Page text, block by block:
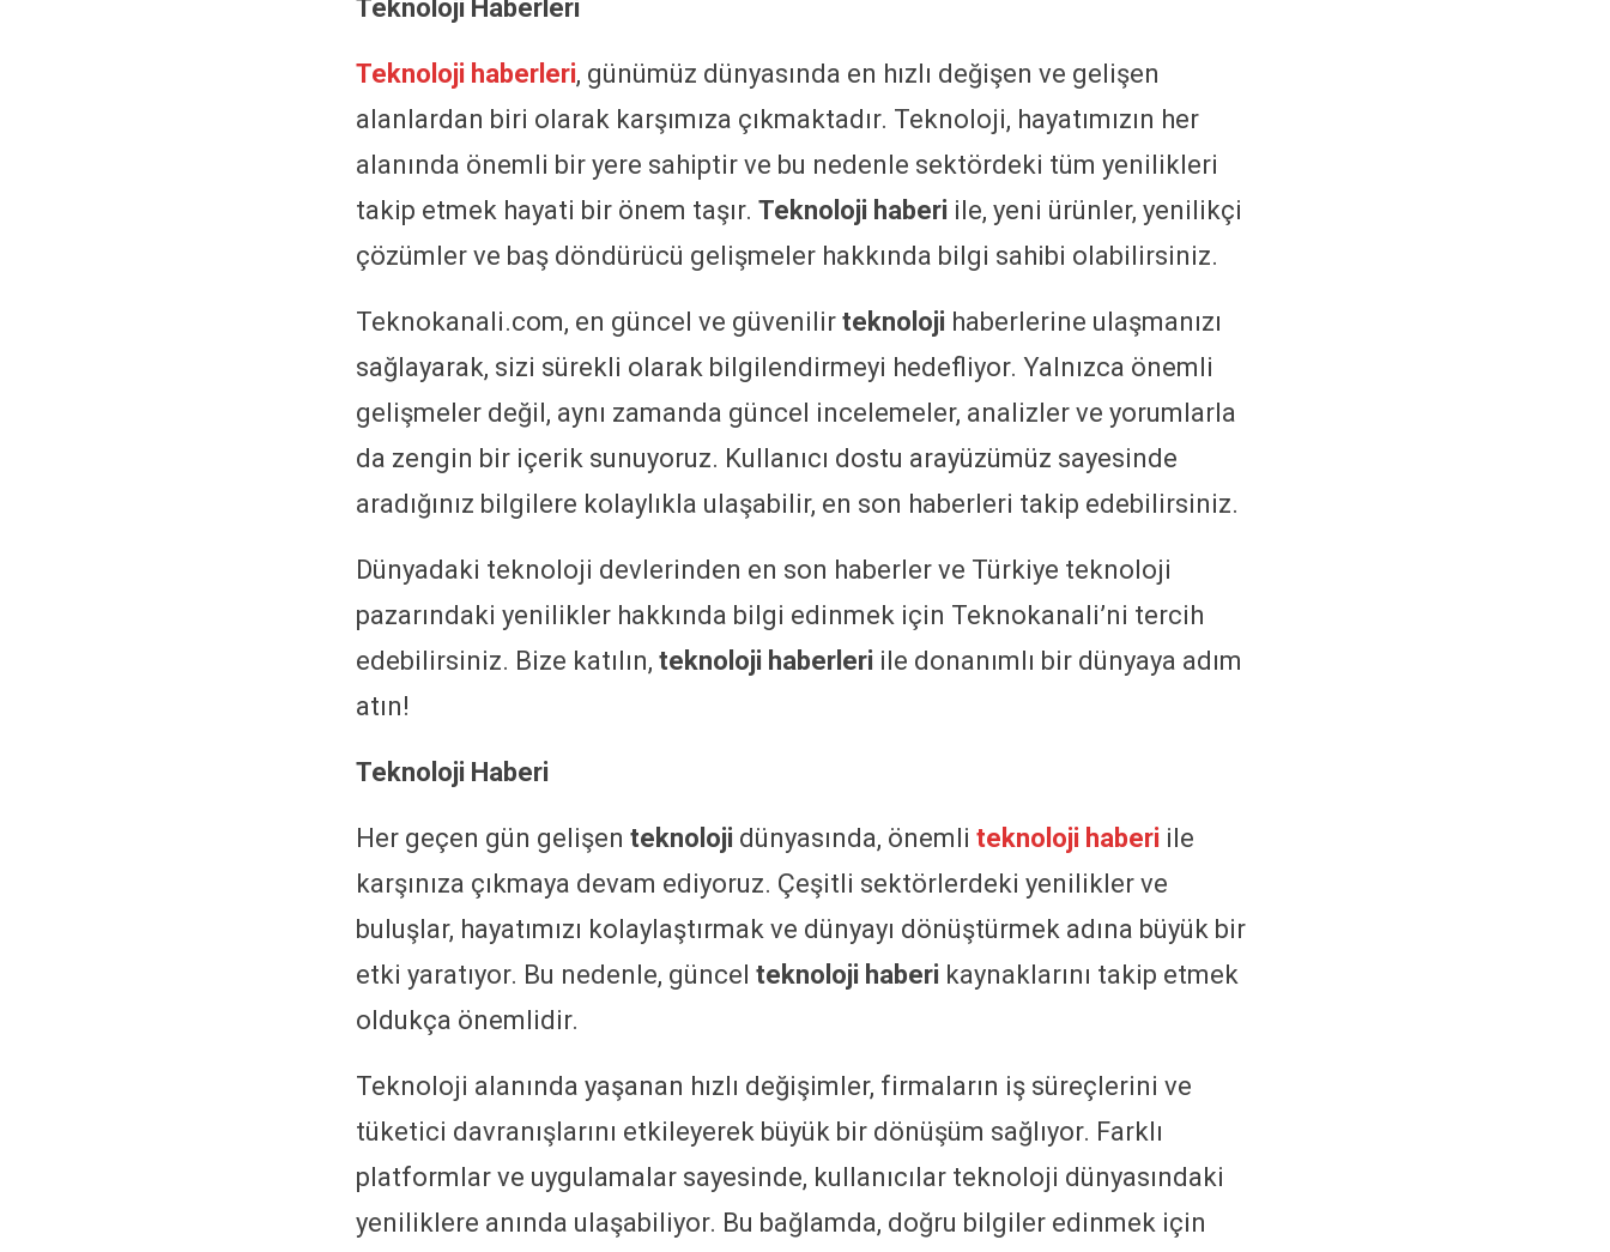
Teknoloji Haberleri
Teknoloji haberleri, günümüz dünyasında en hızlı değişen ve gelişen
alanlardan biri olarak karşımıza çıkmaktadır. Teknoloji, hayatımızın her
alanında önemli bir yere sahiptir ve bu nedenle sektördeki tüm yenilikleri
takip etmek hayati bir önem taşır. Teknoloji haberi ile, yeni ürünler, yenilikçi
çözümler ve baş döndürücü gelişmeler hakkında bilgi sahibi olabilirsiniz.
Teknokanali.com, en güncel ve güvenilir teknoloji haberlerine ulaşmanızı
sağlayarak, sizi sürekli olarak bilgilendirmeyi hedefliyor. Yalnızca önemli
gelişmeler değil, aynı zamanda güncel incelemeler, analizler ve yorumlarla
da zengin bir içerik sunuyoruz. Kullanıcı dostu arayüzümüz sayesinde
aradığınız bilgilere kolaylıkla ulaşabilir, en son haberleri takip edebilirsiniz.
Dünyadaki teknoloji devlerinden en son haberler ve Türkiye teknoloji
pazarındaki yenilikler hakkında bilgi edinmek için Teknokanali’ni tercih
edebilirsiniz. Bize katılın, teknoloji haberleri ile donanımlı bir dünyaya adım
atın!
Teknoloji Haberi
Her geçen gün gelişen teknoloji dünyasında, önemli teknoloji haberi ile
karşınıza çıkmaya devam ediyoruz. Çeşitli sektörlerdeki yenilikler ve
buluşlar, hayatımızı kolaylaştırmak ve dünyayı dönüştürmek adına büyük bir
etki yaratıyor. Bu nedenle, güncel teknoloji haberi kaynaklarını takip etmek
oldukça önemlidir.
Teknoloji alanında yaşanan hızlı değişimler, firmaların iş süreçlerini ve
tüketici davranışlarını etkileyerek büyük bir dönüşüm sağlıyor. Farklı
platformlar ve uygulamalar sayesinde, kullanıcılar teknoloji dünyasındaki
yeniliklere anında ulaşabiliyor. Bu bağlamda, doğru bilgiler edinmek için